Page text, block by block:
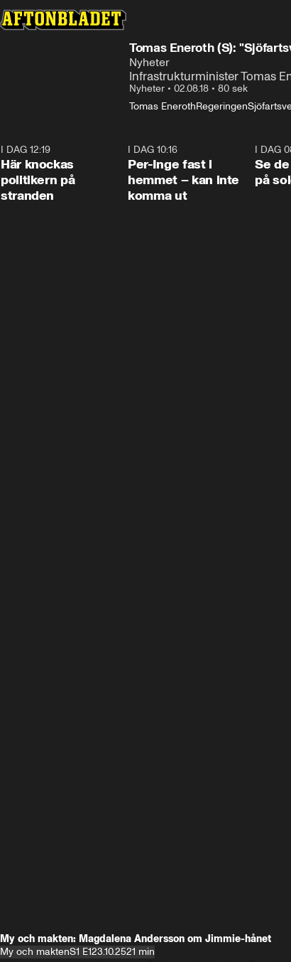
Tomas Eneroth (S):
Nyheter
Infrastrukturminister Tomas
Nyheter • 02.08.18 • 80 sek
Tomas EnerothRegeringen
I DAG 12:19
Här knockas
politikern på
stranden
I DAG 10:16
Per-Inge fast i
hemmet – kan inte
komma ut
I DAG
Se
på
My och makten: Magdalena Andersson om Jimmie-hånet
My och maktenS1 E123.10.2521 min